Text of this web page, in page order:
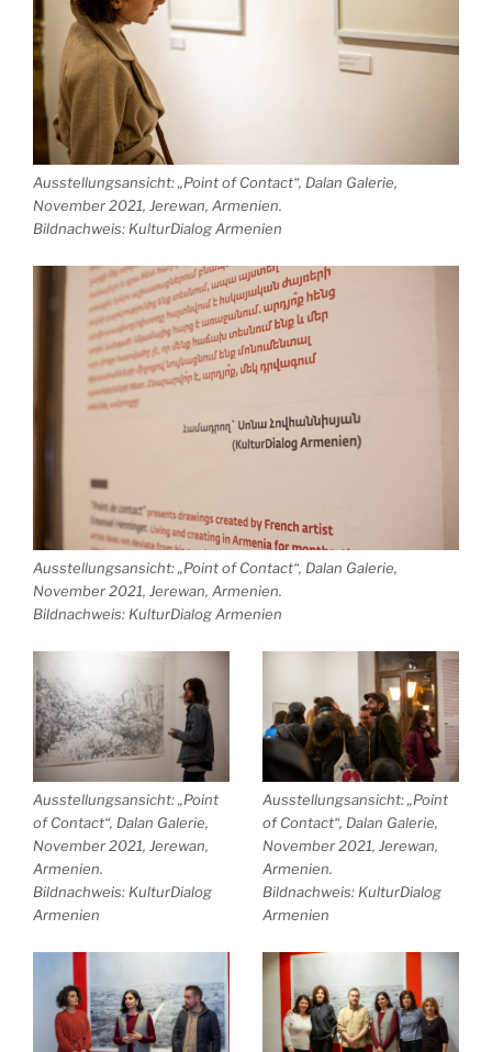
Ausstellungsansicht: „Point of Contact“, Dalan Galerie,
November 2021, Jerewan, Armenien.
Bildnachweis: KulturDialog Armenien
Ausstellungsansicht: „Point of Contact“, Dalan Galerie,
November 2021, Jerewan, Armenien.
Bildnachweis: KulturDialog Armenien
Ausstellungsansicht: „Point
of Contact“, Dalan Galerie,
November 2021, Jerewan,
Armenien.
Bildnachweis: KulturDialog
Armenien
Ausstellungsansicht: „Point
of Contact“, Dalan Galerie,
November 2021, Jerewan,
Armenien.
Bildnachweis: KulturDialog
Armenien